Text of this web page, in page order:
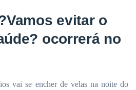
evitar o
ocorrerá no
vai se encher de velas na noite do